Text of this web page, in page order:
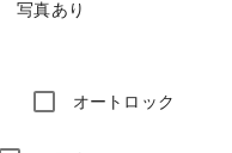
写真あり
オートロック